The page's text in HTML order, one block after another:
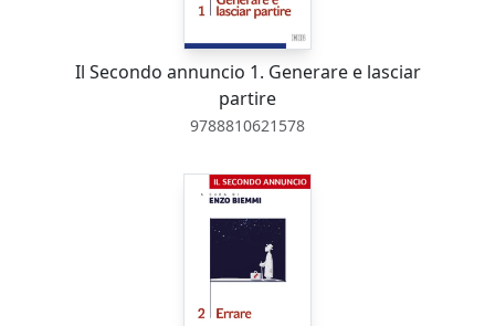
Il Secondo annuncio 1. Generare e lasciar
partire
9788810621578